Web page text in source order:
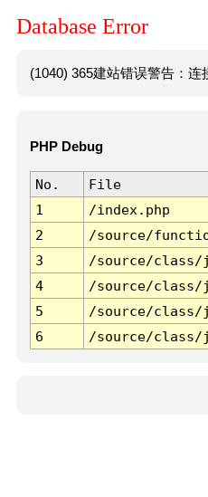
Database Error
(1040) 365建站错误警告：连
PHP Debug
No. File
1
/index.php
2
/source/
3
/source/class/
4
/source/class/
5
/source/class/
6
/source/class/